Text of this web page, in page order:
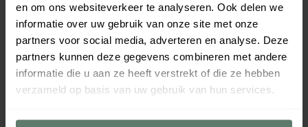
en om ons websiteverkeer te analyseren. Ook delen we
informatie over uw gebruik van onze site met onze
partners voor social media, adverteren en analyse. Deze
partners kunnen deze gegevens combineren met andere
informatie die u aan ze heeft verstrekt of die ze hebben
verzameld op basis van uw gebruik van hun services.